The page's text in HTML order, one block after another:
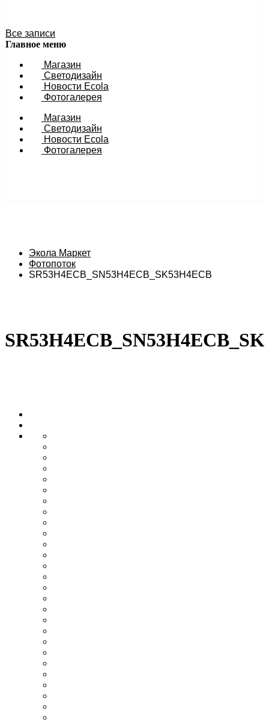
Все записи
Главное меню
Магазин
Светодизайн
Новости Ecola
Фотогалерея
Магазин
Светодизайн
Новости Ecola
Фотогалерея
Экола Маркет
Фотопоток
SR53H4ECB_SN53H4ECB_SK53H4ECB